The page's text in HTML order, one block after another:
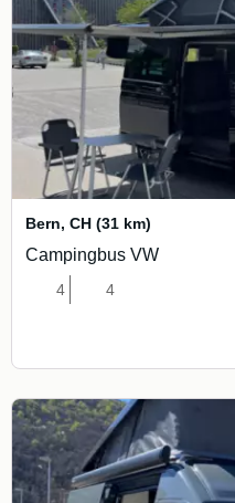
Bern, CH (31 km)
Campingbus VW
4 4